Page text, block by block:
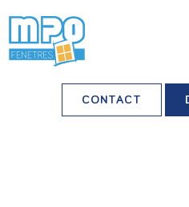
Nos
CONTACT